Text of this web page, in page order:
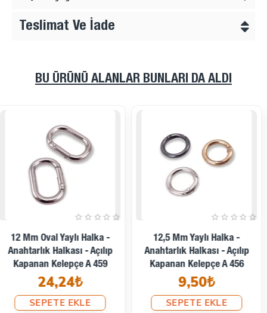
Teslimat Ve İade
BU ÜRÜNÜ ALANLAR BUNLARI DA ALDI
15 Mm Oval Yaylı Halka -
Anahtarlık Halkası - Açılıp
Kapanan Kelepçe A 460
29,94₺
SEPETE EKLE
16 Mm Oval Yaylı Halka -
Anahtarlık Halkası - Açılıp
Kapanan Kelepçe A 461
34,21₺
SEPETE EKLE